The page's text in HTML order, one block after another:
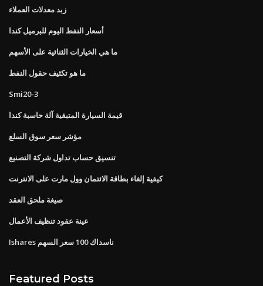
زبد معدلات العملاء
أسعار النفط اليوم للبرميل كندا
ما هي الخيارات الثنائية على الأسهم
ما هو تكثيف حقول النفط
Smi20-3
قيمة السيارة المتبقية آلة حاسبة كندا
مؤشر سعر سوق السلع
تنسيق حساب تداول شركة التصنيع
كيفية إلغاء بطاقة الائتمان وول مارت على الانترنت
صيغة ملحق العقد
عينة عقود تنظيف الأعمال
Ishares ناسداك 100 سعر السهم
Featured Posts